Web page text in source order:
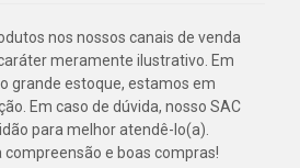
nos nossos canais de venda
meramente ilustrativo. Em
grande estoque, estamos em
Em caso de dúvida, nosso SAC
para melhor atendê-lo(a).
e boas compras!